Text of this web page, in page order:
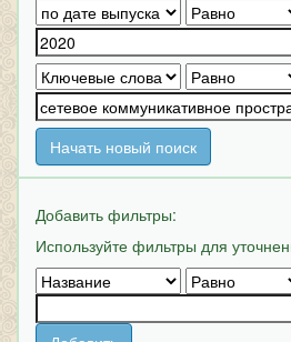
Начать новый поиск
Добавить фильтры:
Используйте фильтры для